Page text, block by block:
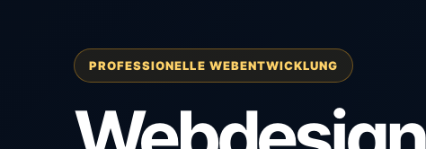
PROFESSIONELLE WEBENTWICKLUNG